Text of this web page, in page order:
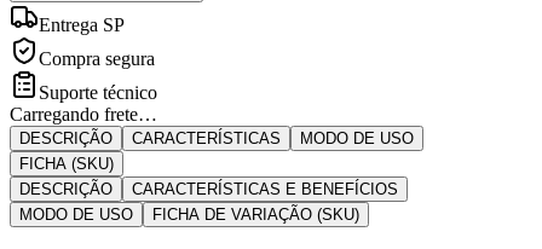
Entrega SP
Compra segura
Suporte técnico
Carregando frete…
DESCRIÇÃO CARACTERÍSTICAS
MODO DE USO
FICHA (SKU)
DESCRIÇÃO
CARACTERÍSTICAS E BENEFÍCIOS
MODO DE USO
FICHA DE VARIAÇÃO (SKU)